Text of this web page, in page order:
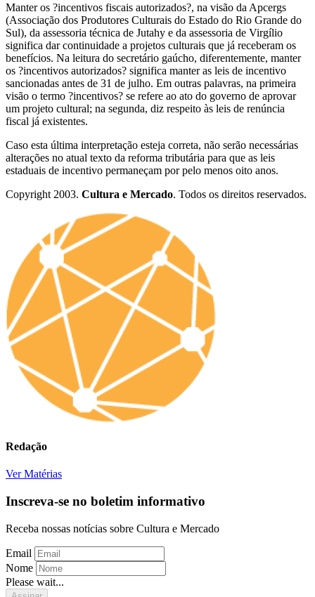
Manter os ?incentivos fiscais autorizados?, na visão da Apcergs
(Associação dos Produtores Culturais do Estado do Rio Grande do
Sul), da assessoria técnica de Jutahy e da assessoria de Virgílio
significa dar continuidade a projetos culturais que já receberam os
benefícios. Na leitura do secretário gaúcho, diferentemente, manter
os ?incentivos autorizados? significa manter as leis de incentivo
sancionadas antes de 31 de julho. Em outras palavras, na primeira
visão o termo ?incentivos? se refere ao ato do governo de aprovar
um projeto cultural; na segunda, diz respeito às leis de renúncia
fiscal já existentes.
Caso esta última interpretação esteja correta, não serão necessárias
alterações no atual texto da reforma tributária para que as leis
estaduais de incentivo permaneçam por pelo menos oito anos.
Copyright 2003. Cultura e Mercado. Todos os direitos reservados.
Redação
Ver Matérias
Inscreva-se no boletim informativo
Receba nossas notícias sobre Cultura e Mercado
Email
Nome
Please wait...